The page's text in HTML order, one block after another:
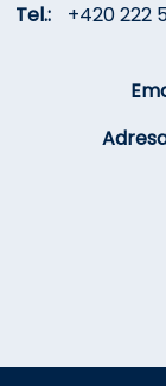
Tel.: +420 222